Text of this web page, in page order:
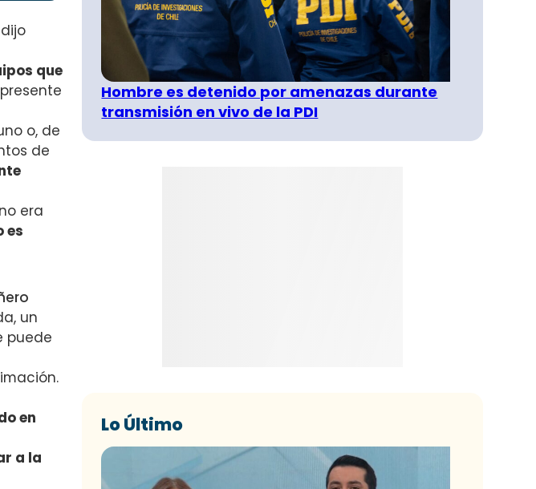
que
o, de
de
era
es
un
puede
en
a la
Hombre es detenido por amenazas durante
transmisión en vivo de la PDI
Lo Último